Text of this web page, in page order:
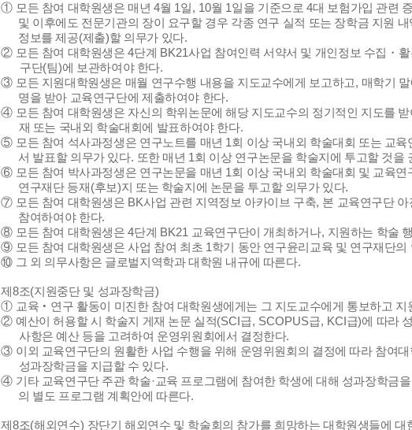
① 모든 참여 대학원생은 매년4월 1 일, 10월 1 일을 기준으로4대 보험가입 관련
및 이후에도 전문기관의 장이 요구할 경우 각종 연구 실적 또는 장학금 지원 내
정보를 제공(제출)할 의무가 있다.
② 모든 참여 대학원생은4단계 BK21사업 참여인력 서약서 및 개인정보 수집 ・
구단(팀)에 보관하여야 한다.
③ 모든 지원대학원생은 매월 연구수행 내용을 지도교수에게 보고하고, 매학기
명을 받아 교육연구단에 제출하여야 한다.
④ 모든 참여 대학원생은 자신의 학위논문에 해당 지도교수의 정기적인 지도를 받
재 또는 국내외 학술대회에 발표하여야 한다.
⑤ 모든 참여 석사과정생은 연구노트를 매년 1 회 이상 국내외 학술대회 또는 교육
서 발표할 의무가 있다. 또한 매년 1 회 이상 연구논문을 학술지에 투고할 것을
⑥ 모든 참여 박사과정생은 연구논문을 매년 1 회 이상 국내외 학술대회 및 교육
연구재단 등재 (후보)지 또는 학술지에 논문을 투고할 의무가 있다.
⑦ 모든 참여 대학원생은 BK사업 관련 지역정보 아카이브 구축, 본 교육연구단 아
참여하여야 한다.
⑧ 모든 참여 대학원생은4단계 BK21 교육연구단이 개최하거나, 지원하는 학술
⑨ 모든 참여 대학원생은 사업 참여 최초 1 학기 동안 연구윤리교육 및 연구재단
⑩ 그 외 의무사항은 글로벌지역학과 대학원 내규에 따른다.
제 8조(지원중단 및 성과장학금)
① 교육 ‧ 연구 활동이 미진한 참여 대학원생에게는 그 지도교수에게 통보하고 지
② 예산이 허용할 시 학술지 게재 논문 실적(SCI 급, SCOPUS급, KCI 급)에 따라
사항은 예산 등을 고려하여 운영위원회에서 결정한다.
③ 이외 교육연구단의 원활한 사업 수행을 위해 운영위원회의 결정에 따라 참여
성과장학금을 지급할 수 있다.
④ 기타 교육연구단 주관 학술·교육 프로그램에 참여한 학생에 대해 성과장학금
의 별도 프로그램 계획안에 따른다.
제 8조(해외연수) 장단기 해외연수 및 학술회의 참가를 희망하는 대학원생들에 대